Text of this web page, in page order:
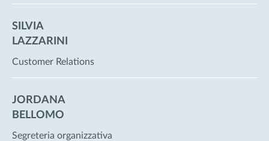
SILVIA
LAZZARINI
Customer Relations
JORDANA
BELLOMO
Segreteria organizzativa